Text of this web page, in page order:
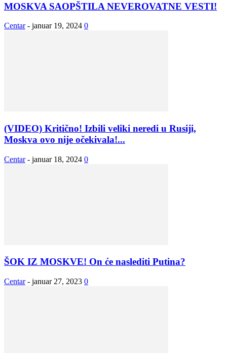
MOSKVA SAOPŠTILA NEVEROVATNE VESTI!
Centar - januar 19, 2024 0
(VIDEO) Kritično! Izbili veliki neredi u Rusiji,
Moskva ovo nije očekivala!...
Centar - januar 18, 2024 0
ŠOK IZ MOSKVE! On će naslediti Putina?
Centar - januar 27, 2023 0